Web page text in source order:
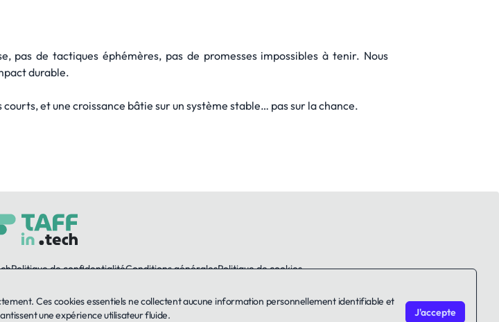
pas de tactiques éphémères, pas de promesses impossibles à tenir. Nous
durable.
et une croissance bâtie sur un système stable… pas sur la chance.
Politique de confidentialitéConditions généralesPolitique de cookies
LinkedIn
Ces cookies essentiels ne collectent aucune information personnellement identifiable et
une expérience utilisateur fluide.
J'accepte